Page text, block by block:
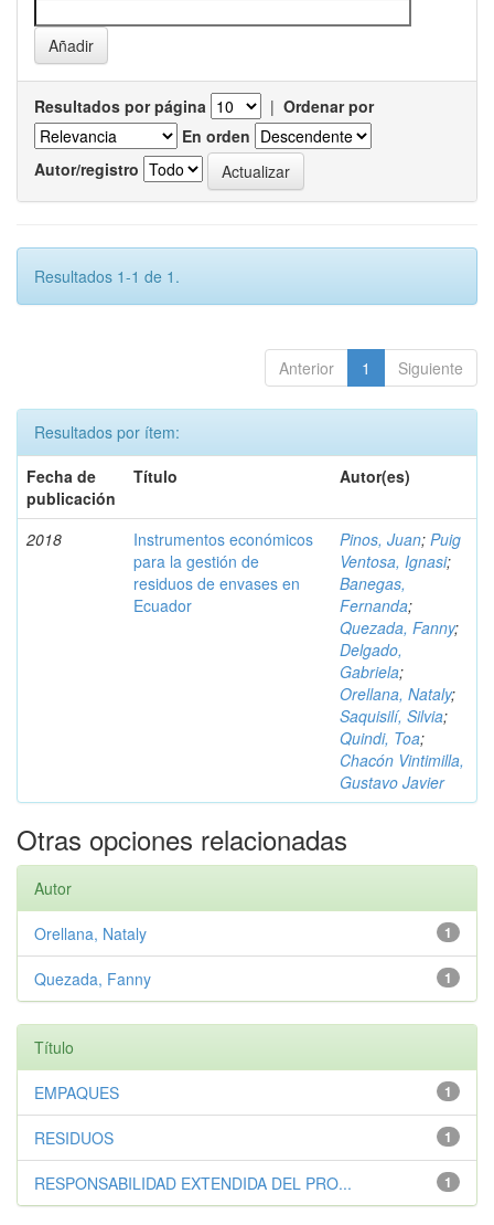
Resultados por página | Ordenar por
En orden
Autor/registro
Resultados 1-1 de 1.
Anterior 1 Siguiente
Resultados por ítem:
Fecha de
publicación
Título Autor(es)
2018
Instrumentos económicos
para la gestión de
residuos de envases en
Ecuador
Pinos, Juan; Puig
Ventosa, Ignasi;
Banegas,
Fernanda;
Quezada, Fanny;
Delgado,
Gabriela;
Orellana, Nataly;
Saquisilí, Silvia;
Quindi, Toa;
Chacón Vintimilla,
Gustavo Javier
Otras opciones relacionadas
Autor
1
Orellana, Nataly
1
Quezada, Fanny
Título
1
EMPAQUES
1
RESIDUOS
1
RESPONSABILIDAD EXTENDIDA DEL PRO...